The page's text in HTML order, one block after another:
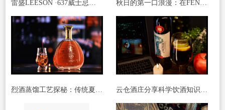
秋日的第一口浪漫：在FENDI CLUB里邂逅诗意